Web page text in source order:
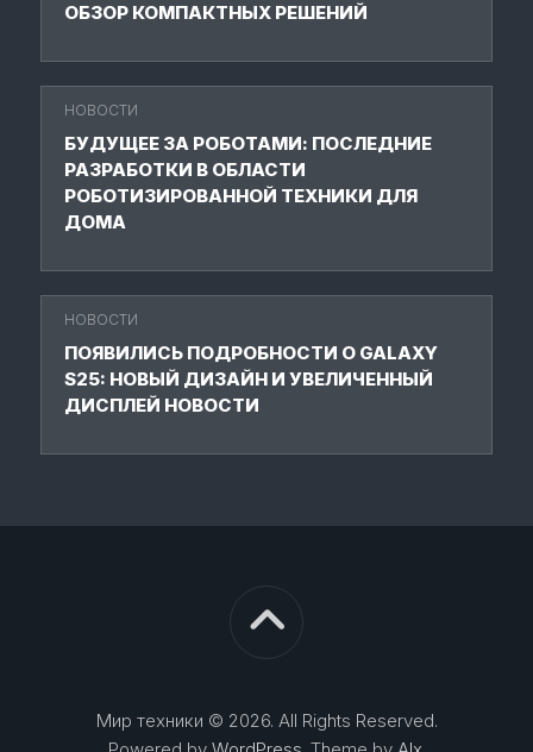
ОБЗОР КОМПАКТНЫХ РЕШЕНИЙ
НОВОСТИ
БУДУЩЕЕ ЗА РОБОТАМИ: ПОСЛЕДНИЕ
РАЗРАБОТКИ В ОБЛАСТИ
РОБОТИЗИРОВАННОЙ ТЕХНИКИ ДЛЯ
ДОМА
НОВОСТИ
ПОЯВИЛИСЬ ПОДРОБНОСТИ О GALAXY
S25: НОВЫЙ ДИЗАЙН И УВЕЛИЧЕННЫЙ
ДИСПЛЕЙ НОВОСТИ
Мир техники © 2026. All Rights Reserved.